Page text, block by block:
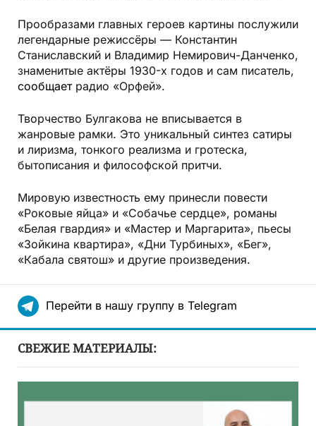
Прообразами главных героев картины послужили
легендарные режиссёры — Константин
Станиславский и Владимир Немирович-Данченко,
знаменитые актёры 1930-х годов и сам писатель,
сообщаетрадио «Орфей».
Творчество Булгакова не вписывается в
жанровые рамки. Это уникальный синтез сатиры
и лиризма, тонкого реализма и гротеска,
бытописания и философской притчи.
Мировую известность ему принесли повести
«Роковые яйца» и «Собачье сердце», романы
«Белая гвардия» и «Мастер и Маргарита», пьесы
«Зойкина квартира», «Дни Турбиных», «Бег»,
«Кабала святош» и другие произведения.
Перейти в нашу группу в Telegram
СВЕЖИЕ МАТЕРИАЛЫ: